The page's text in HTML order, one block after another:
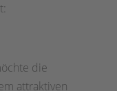
die
attraktiven